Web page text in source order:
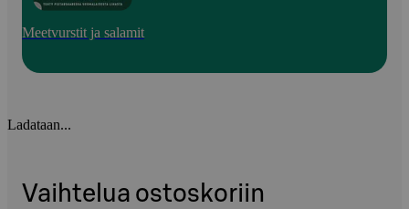
Meetvurstit ja salamit
Ladataan...
Vaihtelua ostoskoriin